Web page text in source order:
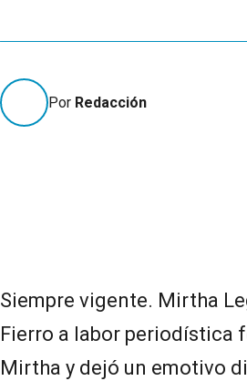
Por Redacción
Siempre vigente. Mirtha
Fierro a labor periodística
Mirtha y dejó un emotivo